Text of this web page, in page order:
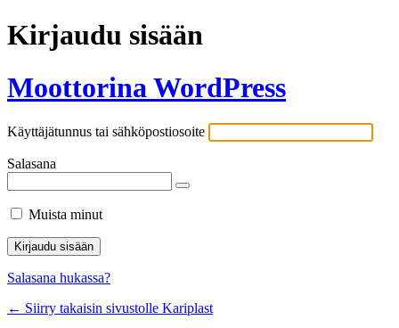
Kirjaudu sisään
Moottorina WordPress
Käyttäjätunnus tai sähköpostiosoite
Salasana
Muista minut
Salasana hukassa?
← Siirry takaisin sivustolle Kariplast